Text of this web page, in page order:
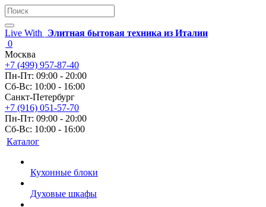
Live With
Элитная бытовая техника из Италии
0
Москва
+7 (499) 957-87-40
Пн-Пт: 09:00 - 20:00
Сб-Вс: 10:00 - 16:00
Санкт-Петербург
+7 (916) 051-57-70
Пн-Пт: 09:00 - 20:00
Сб-Вс: 10:00 - 16:00
Каталог
Кухонные блоки
Духовые шкафы